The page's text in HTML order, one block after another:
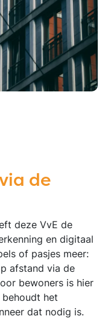
de
deze VvE de
en digitaal
of pasjes meer:
afstand via de
bewoners is hier
het
dat nodig is.